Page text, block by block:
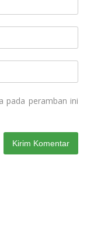
pada peramban ini